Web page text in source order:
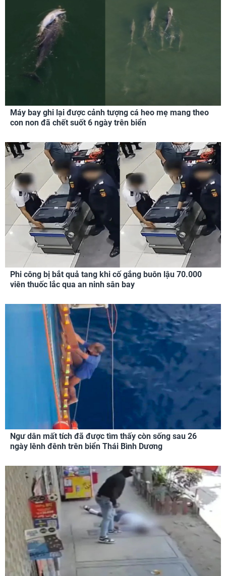
Máy bay ghi lại được cảnh tượng cá heo mẹ mang theo
con non đã chết suốt 6 ngày trên biển
Phi công bị bắt quả tang khi cố gắng buôn lậu 70.000
viên thuốc lắc qua an ninh sân bay
Ngư dân mất tích đã được tìm thấy còn sống sau 26
ngày lênh đênh trên biển Thái Bình Dương